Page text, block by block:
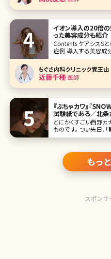
イオン導入の20倍
った美容成分も紹介
Contents ケアシスSとは イオン導入との違い ケアシスSの
症例 導入する美容成分の選び方 ケア
ポレーションという美
な導入の施術だとイ
の20倍もの高い効果が
ちぐさ内科クリニック覚王山
近藤千種 医師
『ぶちゃカワ』『
試験紙である／北条
とにかくすごい西野
ものです。 つい先日、
有線大賞を受賞した西
にのせて歌い続ける。
いのだろう、
もっ
スポンサ